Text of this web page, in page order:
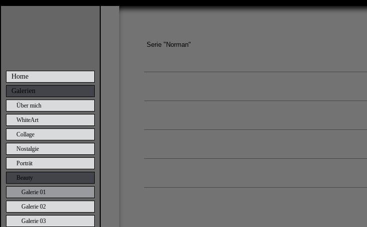
Home
Galerien
Über mich
WhiteArt
Collage
Nostalgie
Porträt
Beauty
Galerie 01
Galerie 02
Galerie 03
Serie "Norman"